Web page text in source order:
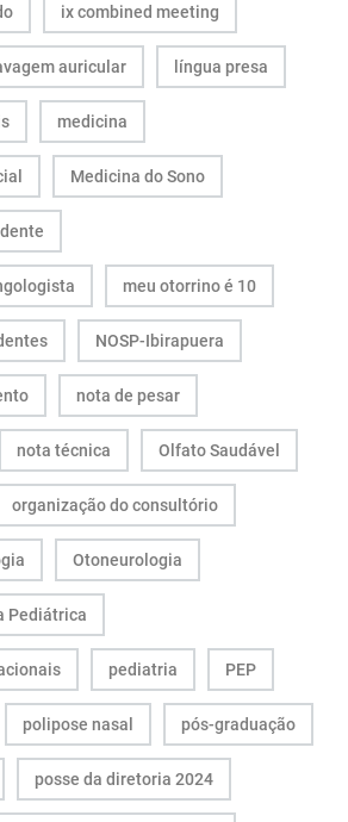
ix combined meeting
auricular língua presa
medicina
Medicina do Sono
meu otorrino é 10
NOSP-Ibirapuera
nota de pesar
nota técnica Olfato Saudável
organização do consultório
Otoneurologia
Pediátrica
pediatria PEP
polipose nasal pós-graduação
posse da diretoria 2024